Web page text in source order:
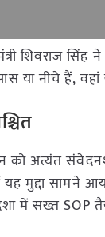
शिवराज सिंह
या नीचे हैं,
को अत्यंत
मुद्दा सामने
में सख्त SOP